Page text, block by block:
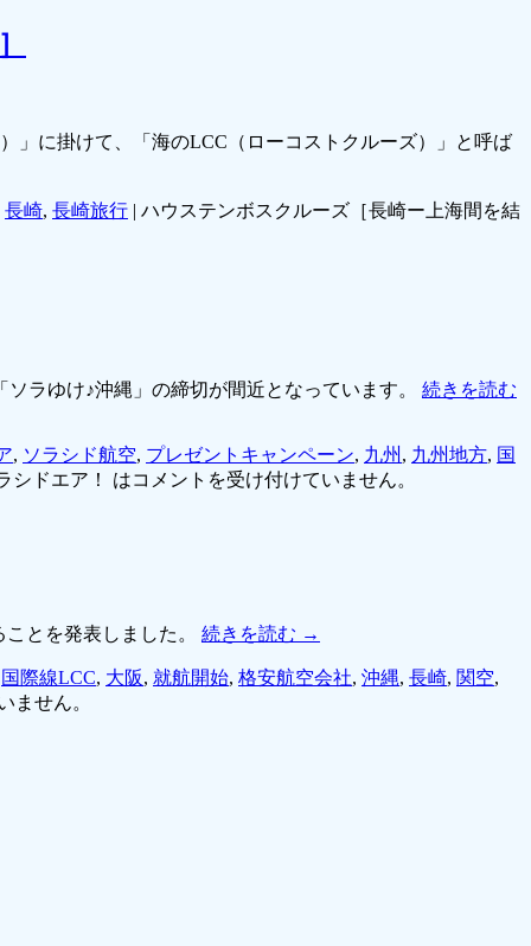
」に掛けて、「海のLCC（ローコストクルーズ）」と呼ば
長崎, 長崎旅行 | ハウステンボスクルーズ［長崎ー上海間を結
ラゆけ♪沖縄」の締切が間近となっています。 続きを読む
, ソラシド航空, プレゼントキャンペーン, 九州 , 九州地方, 国
シドエア！ はコメントを受け付けていません。
とを発表しました。 続きを読む →
国際線LCC, 大阪, 就航開始, 格安航空会社, 沖縄, 長崎, 関空,
ません。